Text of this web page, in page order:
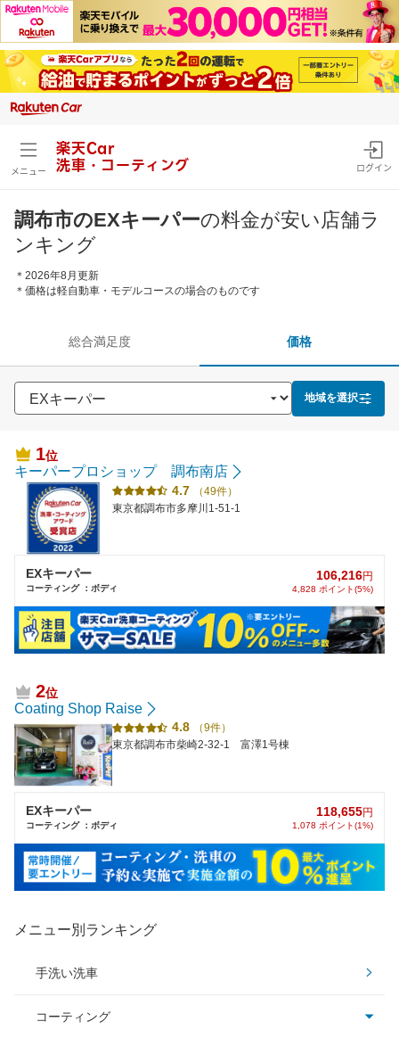
メニュー
楽天Car
洗車・コーティング
ログイン
調布市のEXキーパーの料金が安い店舗ラ
ンキング
＊2026年8月更新
＊価格は軽自動車・モデルコースの場合のものです
総合満足度 価格
地域を選択
1位
キーパープロショップ 調布南店
4.7
（49件）
東京都調布市多摩川1-51-1
EXキーパー
コーティング ：ボディ
106,216円
4,828 ポイント(5%)
2位
Coating Shop Raise
4.8
（9件）
東京都調布市柴崎2-32-1 富澤1号棟
EXキーパー
コーティング ：ボディ
118,655円
1,078 ポイント(1%)
メニュー別ランキング
手洗い洗車
コーティング